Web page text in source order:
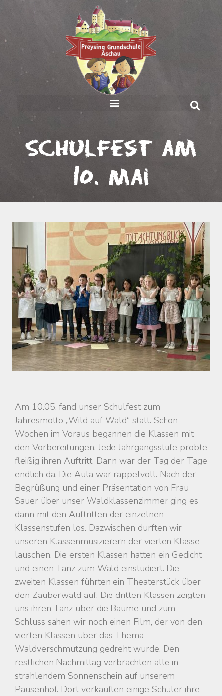
Schulfest am
10. Mai
Am 10.05. fand unser Schulfest zum
Jahresmotto „Wild auf Wald“ statt. Schon
Wochen im Voraus begannen die Klassen mit
den Vorbereitungen. Jede Jahrgangsstufe probte
fleißig ihren Auftritt. Dann war der Tag der Tage
endlich da. Die Aula war rappelvoll. Nach der
Begrüßung und einer Präsentation von Frau
Sauer über unser Waldklassenzimmer ging es
dann mit den Auftritten der einzelnen
Klassenstufen los. Dazwischen durften wir
unseren Klassenmusizierern der vierten Klasse
lauschen. Die ersten Klassen hatten ein Gedicht
und einen Tanz zum Wald einstudiert. Die
zweiten Klassen führten ein Theaterstück über
den Zauberwald auf. Die dritten Klassen zeigten
uns ihren Tanz über die Bäume und zum
Schluss sahen wir noch einen Film, der von den
vierten Klassen über das Thema
Waldverschmutzung gedreht wurde. Den
restlichen Nachmittag verbrachten alle in
strahlendem Sonnenschein auf unserem
Pausenhof. Dort verkauften einige Schüler ihre